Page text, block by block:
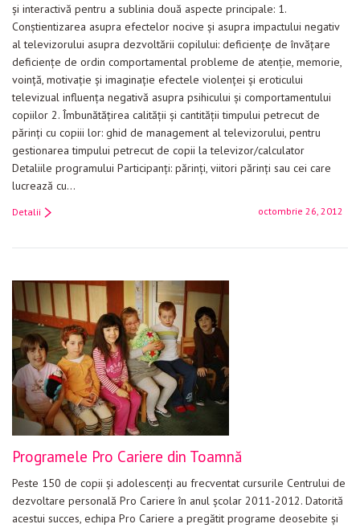
şi interactivă pentru a sublinia două aspecte principale: 1.
Conştientizarea asupra efectelor nocive şi asupra impactului negativ
al televizorului asupra dezvoltării copilului: deficienţe de învăţare
deficienţe de ordin comportamental probleme de atenţie, memorie,
voinţă, motivaţie şi imaginaţie efectele violenţei şi eroticului
televizual influenţa negativă asupra psihicului şi comportamentului
copiilor 2. Îmbunătăţirea calităţii şi cantităţii timpului petrecut de
părinţi cu copiii lor: ghid de management al televizorului, pentru
gestionarea timpului petrecut de copii la televizor/calculator
Detaliile programului Participanţi: părinţi, viitori părinţi sau cei care
lucrează cu…
octombrie 26, 2012
Detalii
Programele Pro Cariere din Toamnă
Peste 150 de copii și adolescenți au frecventat cursurile Centrului de
dezvoltare personală Pro Cariere în anul școlar 2011-2012. Datorită
acestui succes, echipa Pro Cariere a pregătit programe deosebite și